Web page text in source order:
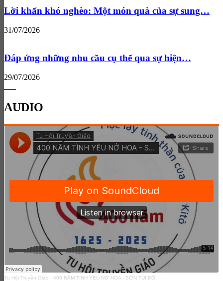
Lời khấn khó nghèo: Một món quà của sự sung…
31/07/2026
Đáp ứng những nhu cầu cụ thể qua sự hiện…
29/07/2026
AUDIO
Tu Hội Truyền Giáo · 400 NĂM TÌNH YÊU NỞ HOA - SƠN TÚI ĐỎ